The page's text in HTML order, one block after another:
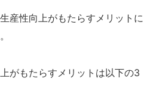
産性向上がもたらすメリットに
がもたらすメリットは以下の3